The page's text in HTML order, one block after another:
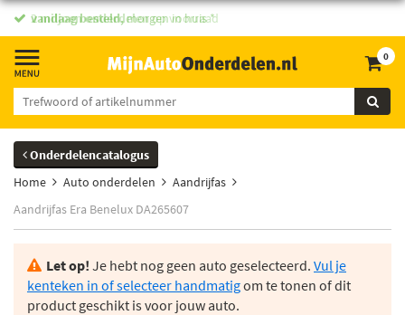
vandaag besteld,morgen in huis *
0
Onderdelencatalogus
Home
Auto onderdelen
Aandrijfas
Aandrijfas Era Benelux DA265607
Let op! Je hebt nog geen auto geselecteerd. Vul je
kenteken in of selecteer handmatigom te tonen of dit
product geschikt is voor jouw auto.